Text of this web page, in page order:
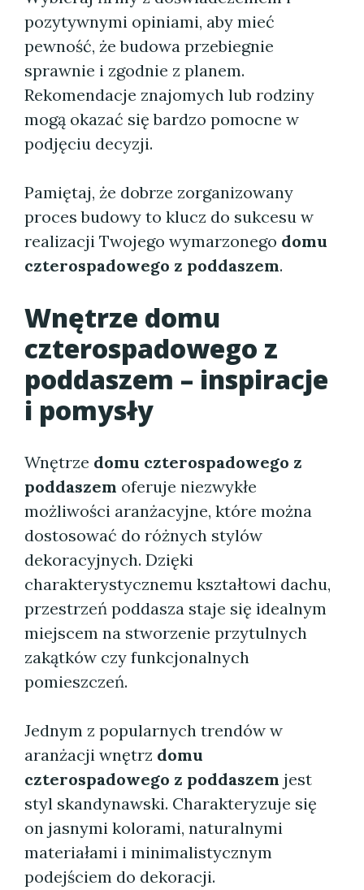
pozytywnymi opiniami, aby mieć
pewność, że budowa przebiegnie
sprawnie i zgodnie z planem.
Rekomendacje znajomych lub rodziny
mogą okazać się bardzo pomocne w
podjęciu decyzji.
Pamiętaj, że dobrze zorganizowany
proces budowy to klucz do sukcesu w
realizacji Twojego wymarzonego domu
czterospadowego z poddaszem.
Wnętrze domu
czterospadowego z
poddaszem – inspiracje
i pomysły
Wnętrze domu czterospadowego z
poddaszem oferuje niezwykłe
możliwości aranżacyjne, które można
dostosować do różnych stylów
dekoracyjnych. Dzięki
charakterystycznemu kształtowi dachu,
przestrzeń poddasza staje się idealnym
miejscem na stworzenie przytulnych
zakątków czy funkcjonalnych
pomieszczeń.
Jednym z popularnych trendów w
aranżacji wnętrz domu
czterospadowego z poddaszem jest
styl skandynawski. Charakteryzuje się
on jasnymi kolorami, naturalnymi
materiałami i minimalistycznym
podejściem do dekoracji.